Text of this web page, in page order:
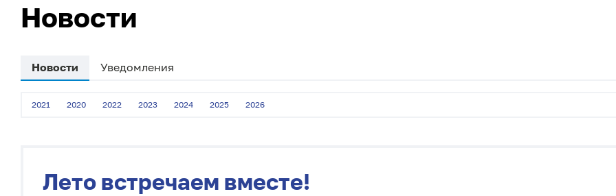
Новости
Новости Уведомления
2021 2020 2022 2023 2024 2025 2026
Лето встречаем вместе!